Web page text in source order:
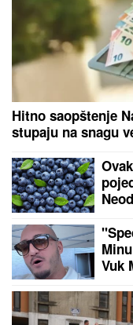
Hitno saopštenje
stupaju na snagu
Vuk